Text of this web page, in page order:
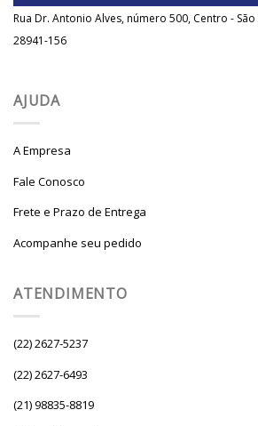
Rua Dr. Antonio Alves, número 500, Centro -
28941-156
AJUDA
A Empresa
Fale Conosco
Frete e Prazo de Entrega
Acompanhe seu pedido
ATENDIMENTO
(22) 2627-5237
(22) 2627-6493
(21) 98835-8819